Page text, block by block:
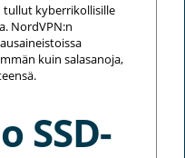
tullut kyberrikollisille
NordVPN:n
kuin salasanoja,
SSD-